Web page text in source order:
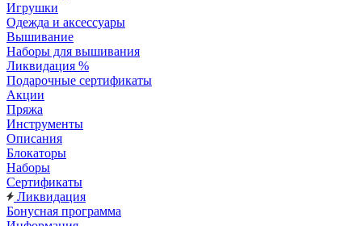
Игрушки
Одежда и аксессуары
Вышивание
Наборы для вышивания
Ликвидация %
Подарочные сертификаты
Акции
Пряжа
Инструменты
Описания
Блокаторы
Наборы
Сертификаты
Ликвидация
Бонусная программа